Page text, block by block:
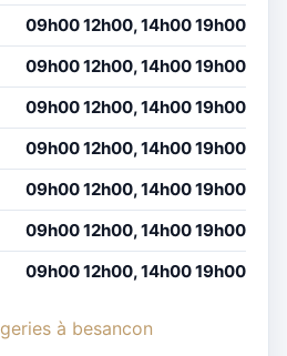
09h00 12h00, 14h00 19h00
09h00 12h00, 14h00 19h00
09h00 12h00, 14h00 19h00
09h00 12h00, 14h00 19h00
09h00 12h00, 14h00 19h00
09h00 12h00, 14h00 19h00
09h00 12h00, 14h00 19h00
à besancon